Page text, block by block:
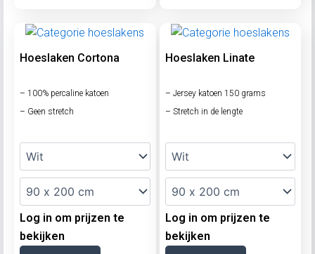
Hoeslaken Cortona
– 100% percaline katoen
– Geen stretch
Log in om prijzen te
bekijken
Hoeslaken Linate
– Jersey katoen 150 grams
– Stretch in de lengte
Log in om prijzen te
bekijken